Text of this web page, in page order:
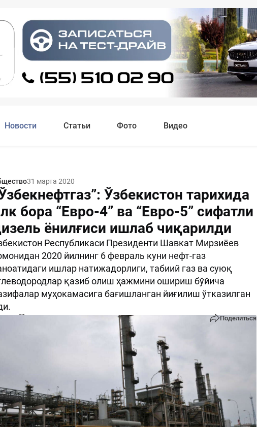
Новости Статьи Фото Видео
31 марта 2020
Ўзбекистон тарихида
бора “Евро-4” ва “Евро-5” сифатли
ёнилғиси ишлаб чиқарилди
Республикаси Президенти Шавкат Мирзиёев
2020 йилнинг 6 февраль куни нефт-газ
ишлар натижадорлиги, табиий газ ва суюқ
қазиб олиш ҳажмини ошириш бўйича
муҳокамасига бағишланган йиғилиш ўтказилган
Поделиться